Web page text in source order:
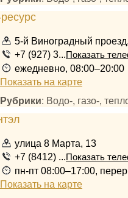
5-й Виноградный
+7 (927) 3...Показать
ежедневно, 08:00–20:00
Показать на карте
Рубрики: Водо-, газо-,
улица 8 Марта, 13
+7 (8412) ...Показать
пн-пт 08:00–17:00,
Показать на карте